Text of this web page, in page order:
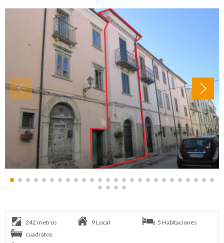
242 metros
cuadratos
9 Local 5 Habitaciones